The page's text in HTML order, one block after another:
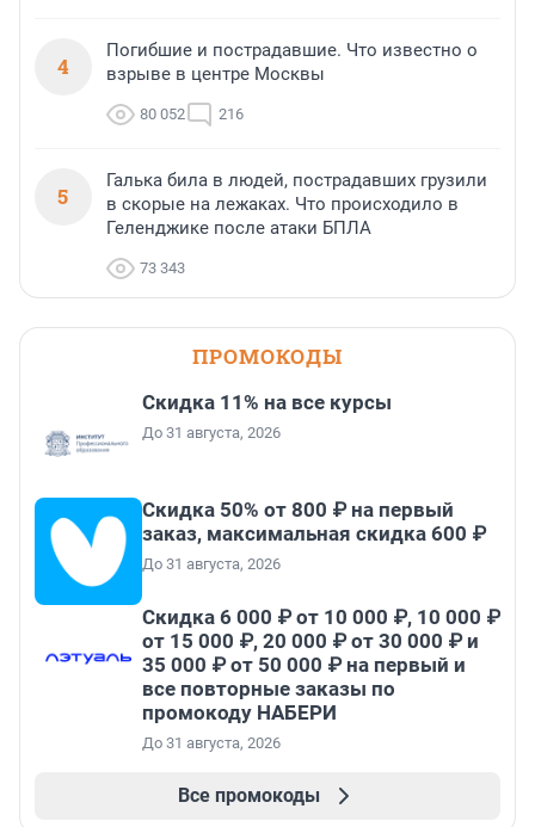
4
Погибшие и пострадавшие. Что известно о
взрыве в центре Москвы
80 052 216
5
Галька била в людей, пострадавших грузили
в скорые на лежаках. Что происходило в
Геленджике после атаки БПЛА
73 343
ПРОМОКОДЫ
Скидка 11% на все курсы
До 31 августа, 2026
Скидка 50% от 800 ₽ на первый
заказ, максимальная скидка 600 ₽
До 31 августа, 2026
Скидка 6 000 ₽ от 10 000 ₽, 10 000 ₽
от 15 000 ₽, 20 000 ₽ от 30 000 ₽ и
35 000 ₽ от 50 000 ₽ на первый и
все повторные заказы по
промокоду НАБЕРИ
До 31 августа, 2026
Все промокоды